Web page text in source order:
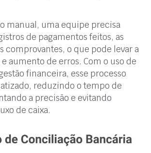
manual, uma equipe precisa
de pagamentos feitos, as
comprovantes, o que pode levar a
aumento de erros. Com o uso de
financeira, esse processo
reduzindo o tempo de
a precisão e evitando
de caixa.